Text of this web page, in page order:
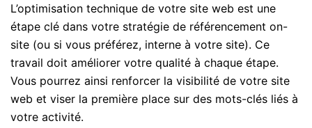
L’optimisation technique de votre site web est une
étape clé dans votre stratégie de référencement on-
site (ou si vous préférez, interne à votre site). Ce
travail doit améliorer votre qualité à chaque étape.
Vous pourrez ainsi renforcer la visibilité de votre site
web et viser la première place sur des mots-clés liés à
votre activité.